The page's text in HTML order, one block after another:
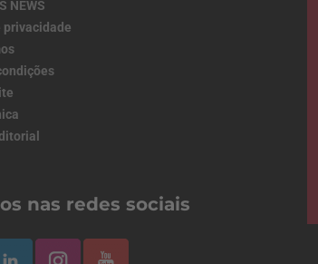
NEWS
privacidade
nas redes sociais